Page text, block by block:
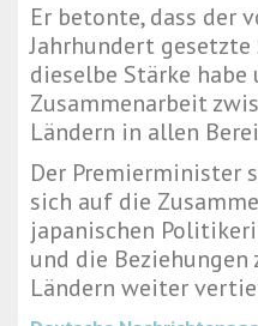
Er betonte, dass der
Jahrhundert
dieselbe Stärke habe
Zusammenarbeit
Ländern in allen
Der Premierminister
sich auf die
japanischen
und die
Ländern weiter